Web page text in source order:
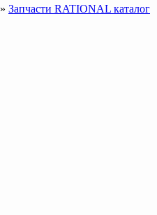
» Запчасти RATIONAL каталог